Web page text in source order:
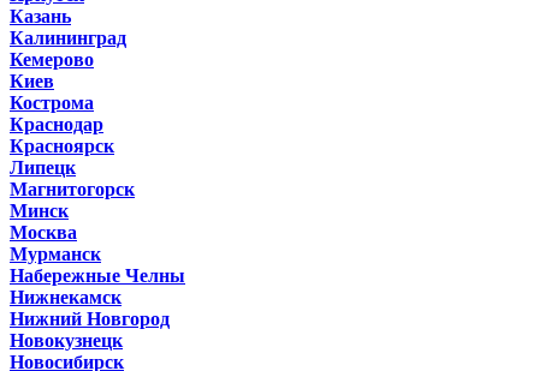
Казань
Калининград
Кемерово
Киев
Кострома
Краснодар
Красноярск
Липецк
Магнитогорск
Минск
Москва
Мурманск
Набережные Челны
Нижнекамск
Нижний Новгород
Новокузнецк
Новосибирск